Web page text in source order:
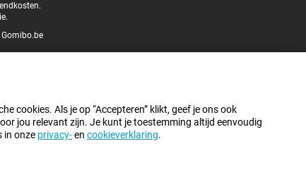
cookies. Als je op “Accepteren” klikt, geef je ons ook
jou relevant zijn. Je kunt je toestemming altijd eenvoudig
in onze privacy-en cookieverklaring.